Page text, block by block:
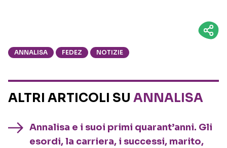
ANNALISA FEDEZ NOTIZIE
ALTRI ARTICOLI SU ANNALISA
Annalisa e i suoi primi quarant’anni. Gli
esordi, la carriera, i successi, marito,